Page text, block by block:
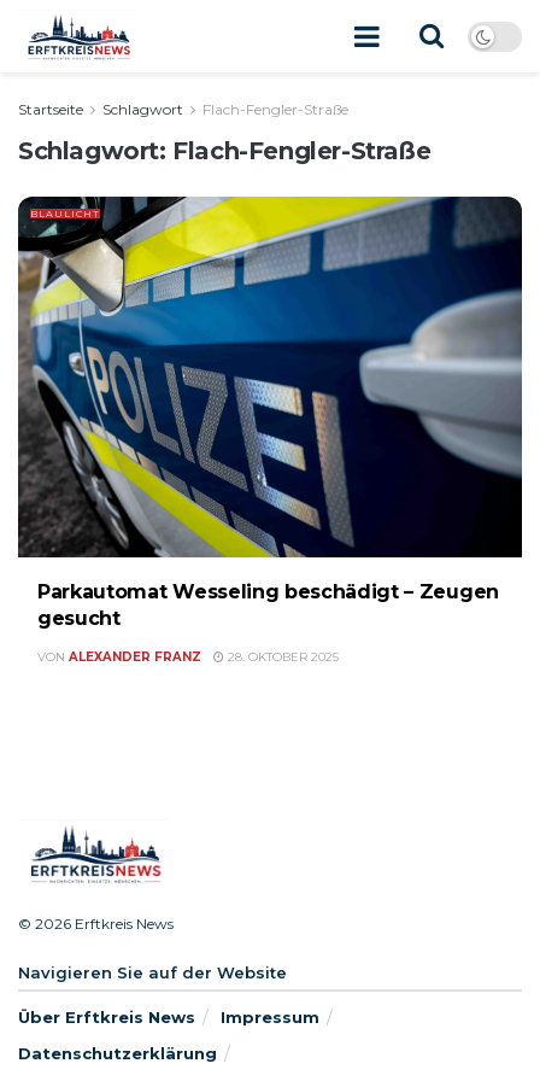
Startseite Schlagwort Flach-Fengler-Straße
Schlagwort: Flach-Fengler-Straße
BLAULICHT
Parkautomat Wesseling beschädigt – Zeugen
gesucht
VON ALEXANDER FRANZ 28. OKTOBER 2025
© 2026 Erftkreis News
Navigieren Sie auf der Website
Über Erftkreis News
Impressum
Datenschutzerklärung